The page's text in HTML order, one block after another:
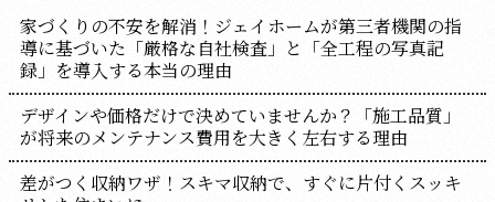
家づくりの不安を解消！ジェイホームが第三者機関の指
導に基づいた「厳格な自社検査」と「全工程の写真記
録」を導入する本当の理由
デザインや価格だけで決めていませんか？「施工品質」
が将来のメンテナンス費用を大きく左右する理由
差がつく収納ワザ！スキマ収納で、すぐに片付くスッキ